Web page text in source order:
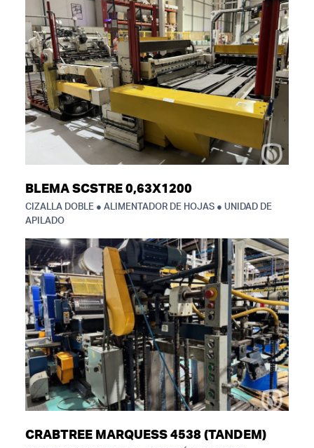
BLEMA SCSTRE 0,63X1200
CIZALLA DOBLE ● ALIMENTADOR DE HOJAS ● UNIDAD DE
APILADO
CRABTREE MARQUESS 4538 (TANDEM)